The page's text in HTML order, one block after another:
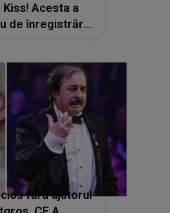
Acesta a
de înregistrări,
fără ajutorul